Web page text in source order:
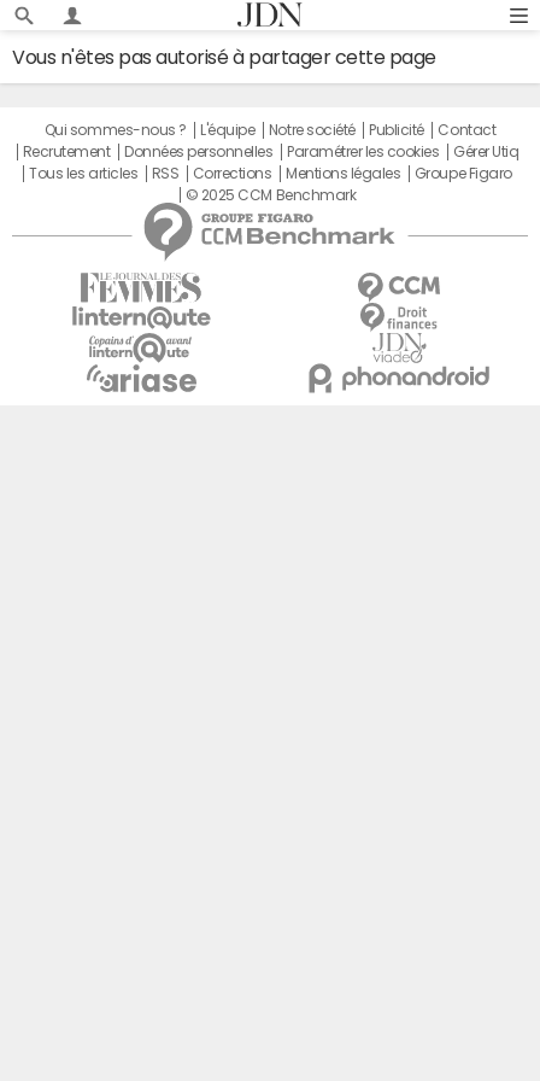
Vous n'êtes pas autorisé à partager cette page
Qui sommes-nous ? L'équipe Notre société Publicité
Contact
Recrutement
Données personnelles Paramétrer les cookies
Gérer Utiq
Tous les articles
RSS Corrections Mentions légales
Groupe Figaro
© 2025 CCM Benchmark